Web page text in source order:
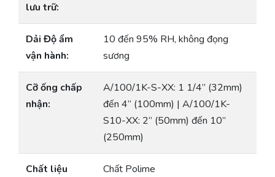
lưu trữ:
Dải Độ ẩm
vận hành:
10 đến 95% RH, không đọng
sương
Cỡ ống chấp
nhận:
A/100/1K-S-XX: 1 1/4” (32mm)
đến 4” (100mm) | A/100/1K-
S10-XX: 2” (50mm) đến 10”
(250mm)
Chất liệu
Chất Polime